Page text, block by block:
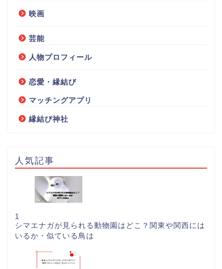
映画
芸能
人物プロフィール
恋愛・縁結び
マッチングアプリ
縁結び神社
人気記事
1
シマエナガが見られる動物園はどこ？関東や関西には
いるか・似ている鳥は